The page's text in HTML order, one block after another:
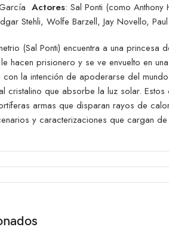
Actores: Sal Ponti (como Anthony
Stehli, Wolfe Barzell, Jay Novello,
(Sal Ponti) encuentra a una
hacen prisionero y se ve envuelto en
con la intención de apoderarse del
cristalino que absorbe la luz solar.
armas que disparan rayos de
y caracterizaciones que cargan